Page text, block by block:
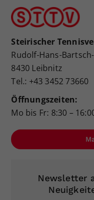
Steirischer
Rudolf-Hans-
8430 Leibnitz
Tel.: +43 3452 73660
Öffnungszeiten:
Mo bis Fr: 8:30 –
Newsletter